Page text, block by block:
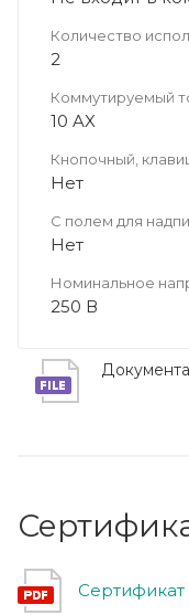
Количество
2
Коммутируемый
10 AX
Кнопочный,
Нет
С полем для
Нет
Номинальное
250 В
Сертификат